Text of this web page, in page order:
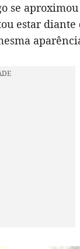
se
estar diante